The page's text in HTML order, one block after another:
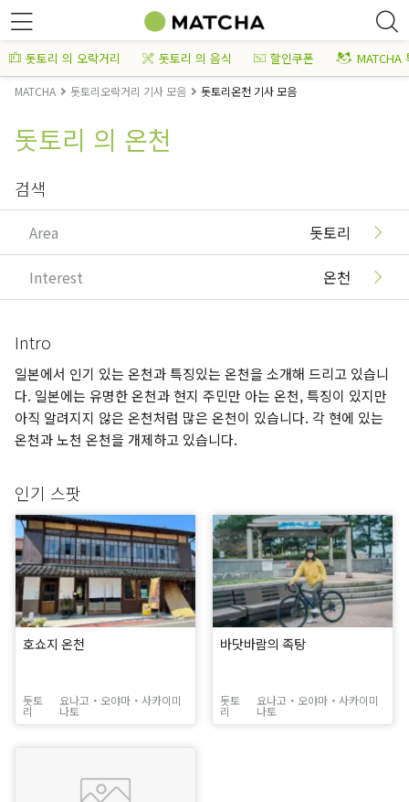
돗토리 의 오락거리 돗토리 의 음식 할인쿠폰 MATCHA
MATCHA 돗토리오락거리 기사 모음 돗토리온천 기사 모음
돗토리 의 온천
검색
Area 돗토리
Interest 온천
Intro
일본에서 인기 있는 온천과 특징있는 온천을 소개해 드리고 있습니
다. 일본에는 유명한 온천과 현지 주민만 아는 온천, 특징이 있지만
아직 알려지지 않은 온천처럼 많은 온천이 있습니다. 각 현에 있는
온천과 노천 온천을 개제하고 있습니다.
인기 스팟
호쇼지 온천
돗토
리
요나고・오야마・사카이미
나토
바닷바람의 족탕
돗토
리
요나고・오야마・사카이미
나토